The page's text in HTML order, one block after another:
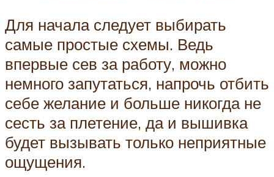
Для начала следует выбирать
самые простые схемы. Ведь
впервые сев за работу, можно
немного запутаться, напрочь отбить
себе желание и больше никогда не
сесть за плетение, да и вышивка
будет вызывать только неприятные
ощущения.